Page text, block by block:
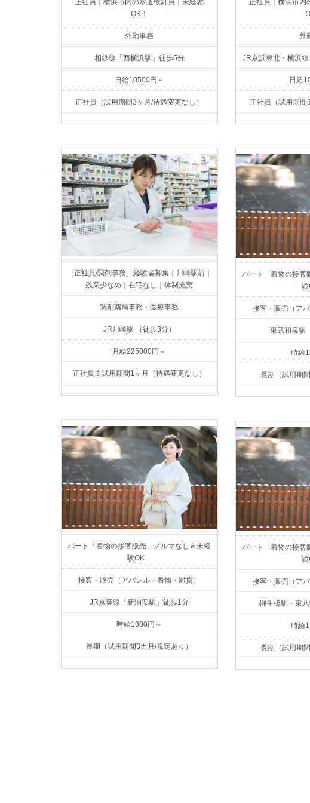
OK！
外勤事務
相鉄線「西横浜駅」徒歩5分
日給10500円～
正社員（試用期間3ヶ月/待遇変更なし）
外
JR京浜東北・横浜
日給
正社員（試用期間
［正社員/調剤事務］経験者募集｜川崎駅前｜
残業少なめ｜在宅なし｜体制充実
調剤薬局事務・医療事務
JR川崎駅 （徒歩3分）
月給225000円～
正社員※試用期間1ヶ月（待遇変更なし）
パート「着物の接客
接客・販売（ア
東武和泉
時給
長期（試用期
パート「着物の接客販売」ノルマなし＆未経
験OK
接客・販売（アパレル・着物・雑貨）
JR京葉線「新浦安駅」徒歩1分
時給1300円～
長期（試用期間3カ月/規定あり）
パート「着物の接客
接客・販売（ア
柳生橋駅・東
時給
長期（試用期